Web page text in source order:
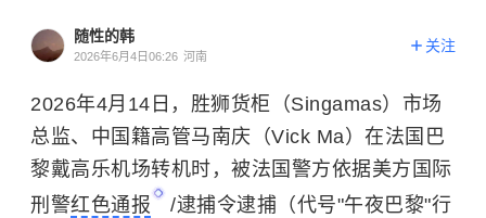
随性的韩
2026年6月4日06:26 河南
关注
2026年4月14日，胜狮货柜（Singamas）市场
总监、中国籍高管马南庆（Vick Ma）在法国巴
黎戴高乐机场转机时，被法国警方依据美方国际
刑警红色通报
/逮捕令逮捕（代号"午夜巴黎"行